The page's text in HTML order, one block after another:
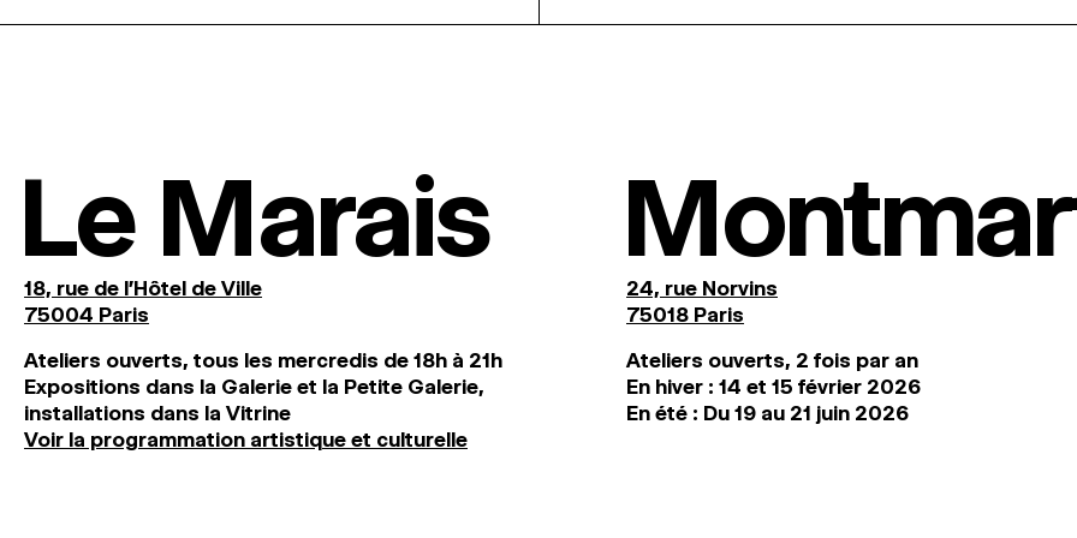
Le Marais
18, rue de l'Hôtel de Ville
75004 Paris
Ateliers ouverts, tous les mercredis de 18h à 21h
Expositions dans la Galerie et la Petite Galerie,
installations dans la Vitrine
Voir la programmation artistique et culturelle
24, rue Norvins
75018 Paris
Ateliers ouverts, 2 fois par an
En hiver : 14 et 15 février 2026
En été : Du 19 au 21 juin 2026